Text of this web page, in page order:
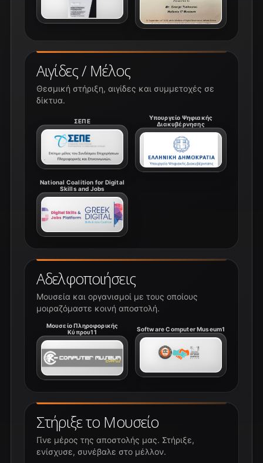
Αδελφοποιήσεις
Μουσεία και οργανισμοί με τους οποίους
μοιραζόμαστε κοινή αποστολή.
Μουσείο Πληροφορικής
Κύπρου11
Software Computer Museum1
Αιγίδες / Μέλος
Θεσμική στήριξη, αιγίδες και συμμετοχές σε
δίκτυα.
ΣΕΠΕ
Υπουργείο Ψηφιακής
Διακυβέρνησης
National Coalition for Digital
Skills and Jobs
Στήριξε το Μουσείο
Γίνε μέρος της αποστολής μας. Στήριξε,
ενίσχυσε, συνέβαλε στο μέλλον.